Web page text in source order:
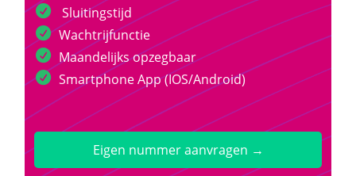
Sluitingstijd
Wachtrijfunctie
Maandelijks opzegbaar
Smartphone App (IOS/Android)
Eigen nummer aanvragen →